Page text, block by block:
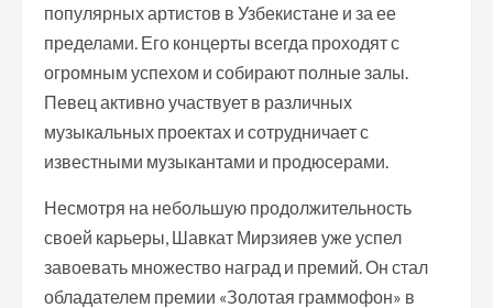
популярных артистов в Узбекистане и за ее
пределами. Его концерты всегда проходят с
огромным успехом и собирают полные залы.
Певец активно участвует в различных
музыкальных проектах и сотрудничает с
известными музыкантами и продюсерами.
Несмотря на небольшую продолжительность
своей карьеры, Шавкат Мирзияев уже успел
завоевать множество наград и премий. Он стал
обладателем премии «Золотая граммофон» в